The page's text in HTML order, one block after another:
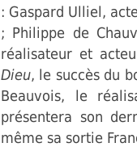
: Gaspard Ulliel,
; Philippe de
réalisateur et
Dieu, le succès du
Beauvois, le
présentera son
même sa sortie